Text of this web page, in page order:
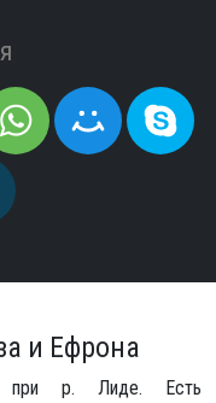
и Ефрона
при р. Лиде. Есть